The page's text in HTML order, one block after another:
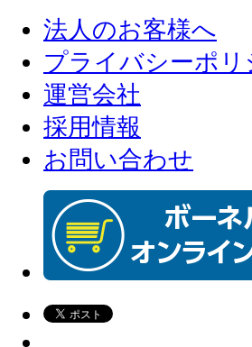
法人のお客様へ
プライバシーポリ
運営会社
採用情報
お問い合わせ